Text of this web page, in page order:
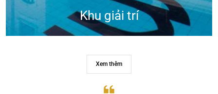
Khu giải trí
Xem thêm